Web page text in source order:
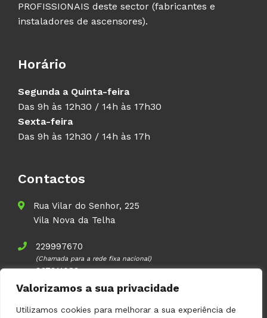
Valorizamos a sua privacidade
Utilizamos cookies para melhorar a sua experiência de
PROFISSIONAIS deste sector (fabricantes e
instaladores de ascensores).
Horário
Segunda a Quinta-feira
Das 9h às 12h30 / 14h às 17h30
Sexta-feira
Das 9h às 12h30 / 14h às 17h
Contactos
Rua Vilar do Senhor, 225
Vila Nova da Telha
229997670
(Chamada para a rede fixa nacional)
937911083
(Chamada para a rede móvel nacional)
geral@volupal.pt